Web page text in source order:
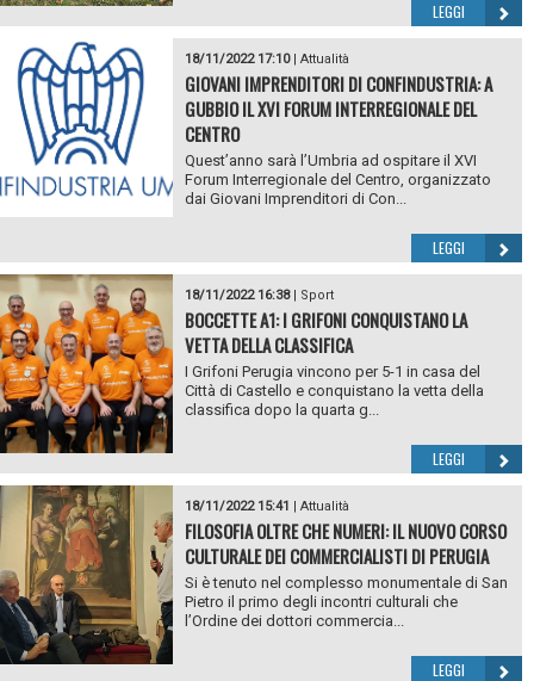
LEGGI
18/11/2022 17:10| Attualità
GIOVANI IMPRENDITORI DI CONFINDUSTRIA: A
GUBBIO IL XVI FORUM INTERREGIONALE DEL
CENTRO
Quest’anno sarà l’Umbria ad ospitare il XVI
Forum Interregionale del Centro, organizzato
dai Giovani Imprenditori di Con...
LEGGI
18/11/2022 16:38| Sport
BOCCETTE A1: I GRIFONI CONQUISTANO LA
VETTA DELLA CLASSIFICA
I Grifoni Perugia vincono per 5-1 in casa del
Città di Castello e conquistano la vetta della
classifica dopo la quarta g...
LEGGI
18/11/2022 15:41 | Attualità
FILOSOFIA OLTRE CHE NUMERI: IL NUOVO CORSO
CULTURALE DEI COMMERCIALISTI DI PERUGIA
Si è tenuto nel complesso monumentale di San
Pietro il primo degli incontri culturali che
l’Ordine dei dottori commercia...
LEGGI